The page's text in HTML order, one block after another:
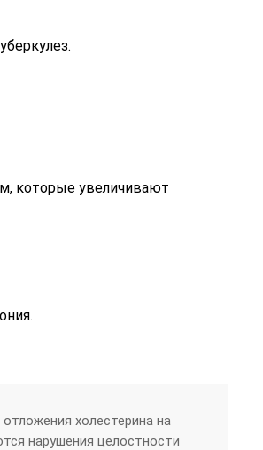
которые увеличивают
холестерина на
нарушения целостности